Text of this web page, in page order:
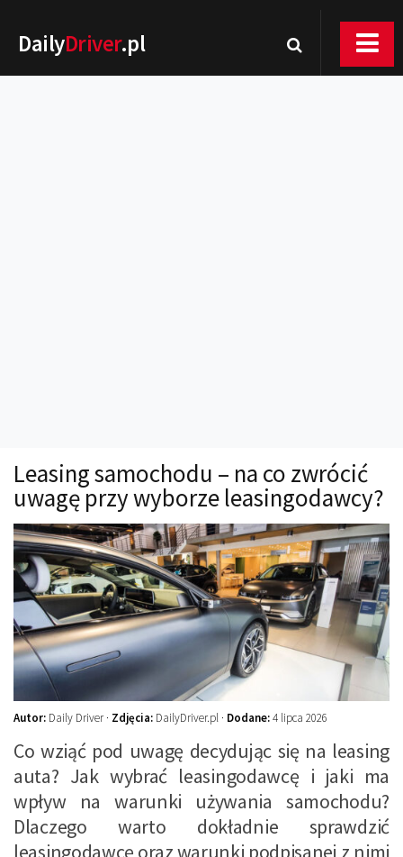
DailyDriver.pl
Technika jazdy
Oświetlenie
Kalkulatory
Przelicznik mocy
Auto z niemiec
Galerie
Leasing samochodu – na co zwrócić
uwagę przy wyborze leasingodawcy?
Autor: Daily Driver · Zdjęcia: DailyDriver.pl · Dodane:4 lipca 2026
Co wziąć pod uwagę decydując się na leasing
auta? Jak wybrać leasingodawcę i jaki ma
wpływ na warunki używania samochodu?
Dlaczego warto dokładnie sprawdzić
leasingodawcę oraz warunki podpisanej z nimi